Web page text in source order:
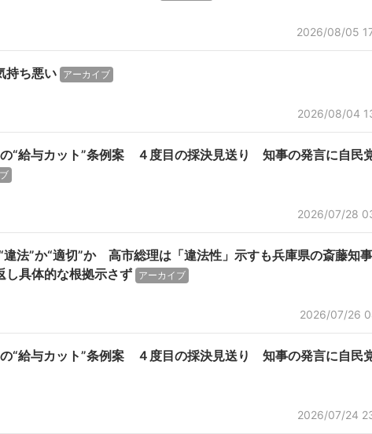
2026/08/05
持ち悪い アーカイブ
2026/08/04
の“給与カット”条例案 ４度目の採決見送り 知事の発言に自民
2026/07/28
“違法”か“適切”か 高市総理は「違法性」示すも兵庫県の斎藤知
し具体的な根拠示さず アーカイブ
2026/07/26
の“給与カット”条例案 ４度目の採決見送り 知事の発言に自民
2026/07/24